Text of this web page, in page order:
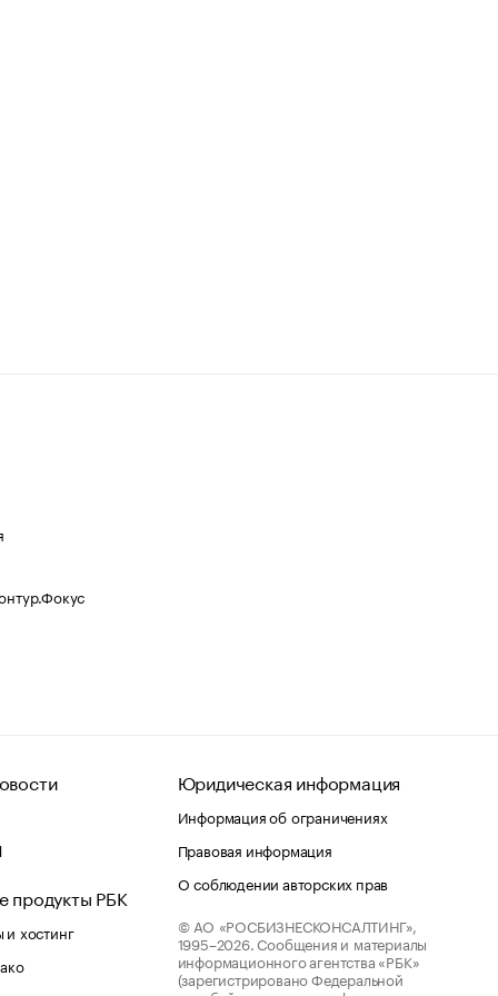
продукты РБК
хостинг
Юридическая информация
Информация об ограничениях
Правовая информация
О соблюдении авторских прав
© АО «РОСБИЗНЕСКОНСАЛТИНГ»,
1995–2026. Сообщения и материалы
информационного агентства «РБК»
(зарегистрировано Федеральной